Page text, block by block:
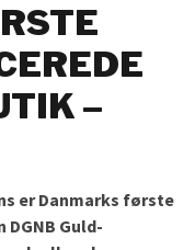
–
er Danmarks første
Guld-